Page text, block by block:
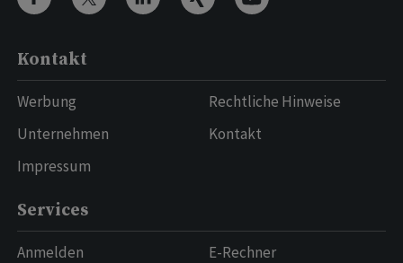
Kontakt
Werbung
Unternehmen
Impressum
Rechtliche Hinweise
Kontakt
Services
Anmelden
E-Rechner